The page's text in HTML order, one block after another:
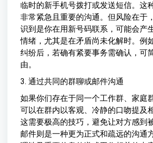
临时的新手机号拨打或发送短信。这
非常紧急且重要的沟通。但风险在于
识到是你在用新号码联系，可能会产
情绪，尤其是在矛盾尚未化解时。例
纠纷后，若确有紧要事务需确认，可
由。
3. 通过共同的群聊或邮件沟通
如果你们存在于同一个工作群、家庭
可以在群内以客观、冷静的口吻提及
这需要极高的技巧，避免让对方感到
邮件则是一种更为正式和疏远的沟通